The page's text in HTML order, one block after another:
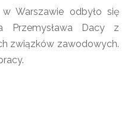
Warszawie odbyło się
Przemysława Dacy z
związków zawodowych.